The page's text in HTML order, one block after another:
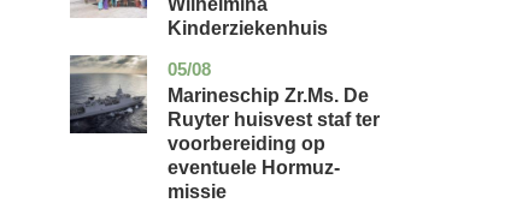
Kinderziekenhuis
05/08
zuid-
holland
nieuws
Marineschip Zr.Ms. De
Ruyter huisvest staf ter
voorbereiding op
eventuele Hormuz-
missie